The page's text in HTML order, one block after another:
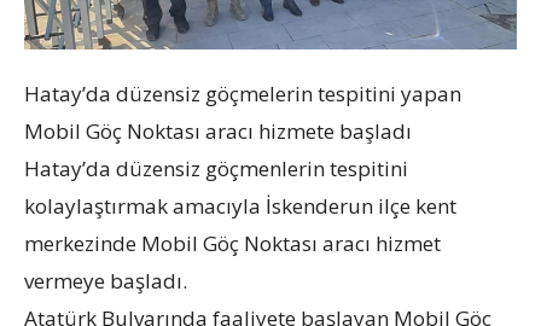
Hatay’da düzensiz göçmelerin tespitini yapan
Mobil Göç Noktası aracı hizmete başladı
Hatay’da düzensiz göçmenlerin tespitini
kolaylaştırmak amacıyla İskenderun ilçe kent
merkezinde Mobil Göç Noktası aracı hizmet
vermeye başladı.
Atatürk Bulvarında faaliyete başlayan Mobil Göç